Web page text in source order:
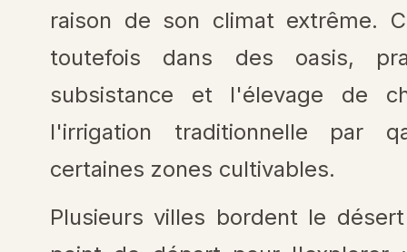
raison de son climat extrême.
toutefois dans des oasis,
subsistance et l'élevage de
l'irrigation traditionnelle par
certaines zones cultivables.
Plusieurs villes bordent le